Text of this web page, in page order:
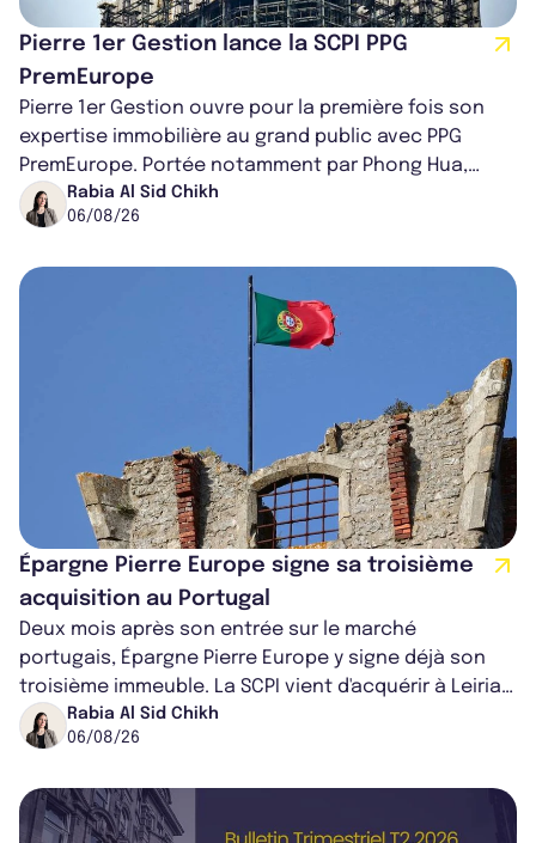
Pierre 1er Gestion lance la SCPI PPG
PremEurope
Pierre 1er Gestion ouvre pour la première fois son
expertise immobilière au grand public avec PPG
PremEurope. Portée notamment par Phong Hua,
ancien directeur des investissements d...
Rabia Al Sid Chikh
06/08/26
Épargne Pierre Europe signe sa troisième
acquisition au Portugal
Deux mois après son entrée sur le marché
portugais, Épargne Pierre Europe y signe déjà son
troisième immeuble. La SCPI vient d'acquérir à Leiria,
dans le centre du pays, un établis...
Rabia Al Sid Chikh
06/08/26